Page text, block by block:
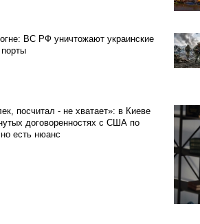
ВС РФ уничтожают украинские
посчитал - не хватает»: в Киеве
договоренностях с США по
есть нюанс